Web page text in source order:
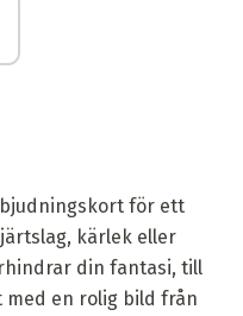
för ett
kärlek eller
din fantasi, till
med en rolig bild från